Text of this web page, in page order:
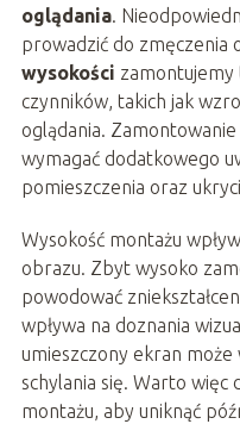
oglądania.
prowadzić do zmęczenia
wysokości zamontujemy
czynników, takich jak
oglądania.
wymagać dodatkowego
pomieszczenia oraz
Wysokość montażu
obrazu. Zbyt wysoko
powodować
wpływa na doznania
umieszczony ekran
schylania się. Warto
montażu, aby uniknąć